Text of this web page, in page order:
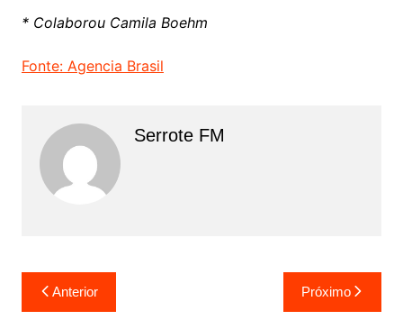
* Colaborou Camila Boehm
Fonte: Agencia Brasil
Serrote FM
Navegação
de
Anterior Próximo